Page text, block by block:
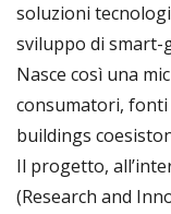
soluzioni
sviluppo di smart-
Nasce così una
consumatori, fonti
buildings
Il progetto,
(Research and